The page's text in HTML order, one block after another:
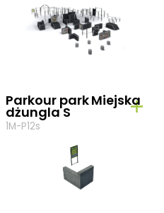
Parkour park Miejska
dżungla S
1M-P12s